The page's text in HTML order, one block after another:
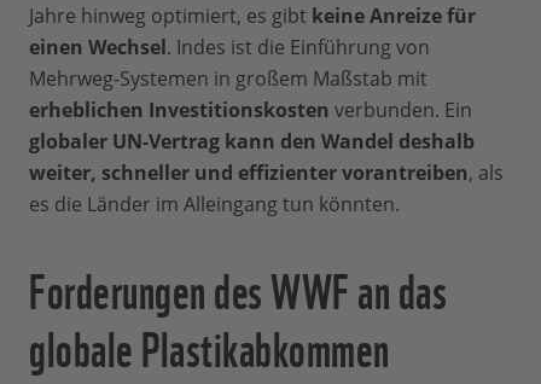
Jahre hinweg optimiert, es gibt keine Anreize für
einen Wechsel. Indes ist die Einführung von
Mehrweg-Systemen in großem Maßstab mit
erheblichen Investitionskosten verbunden. Ein
globaler UN-Vertrag kann den Wandel deshalb
weiter, schneller und effizienter vorantreiben, als
es die Länder im Alleingang tun könnten.
Forderungen des WWF an das
globale Plastikabkommen